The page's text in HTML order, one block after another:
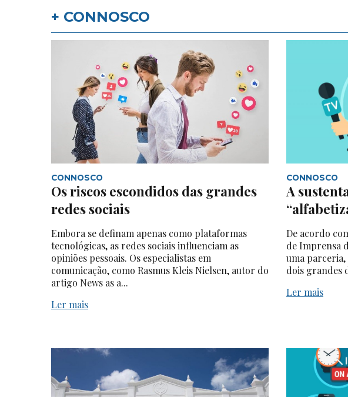
+ CONNOSCO
CONNOSCO
Os riscos escondidos das grandes
redes sociais
Embora se definam apenas como plataformas
tecnológicas, as redes sociais influenciam as
opiniões pessoais. Os especialistas em
comunicação, como Rasmus Kleis Nielsen, autor do
artigo News as a...
Ler mais
CONNOSCO
A
De acordo
de Imprensa
uma
dois grandes
Ler mais